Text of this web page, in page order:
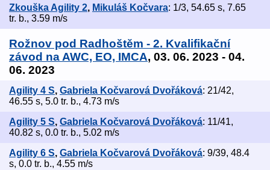
Zkouška Agility 2, Mikuláš Kočvara: 1/3, 54.65 s, 7.65
tr. b., 3.59 m/s
Rožnov pod Radhoštěm - 2. Kvalifikační
závod na AWC, EO, IMCA, 03. 06. 2023 - 04.
06. 2023
Agility 4 S, Gabriela Kočvarová Dvořáková: 21/42,
46.55 s, 5.0 tr. b., 4.73 m/s
Agility 5 S, Gabriela Kočvarová Dvořáková: 11/41,
40.82 s, 0.0 tr. b., 5.02 m/s
Agility 6 S, Gabriela Kočvarová Dvořáková: 9/39, 48.4
s, 0.0 tr. b., 4.55 m/s